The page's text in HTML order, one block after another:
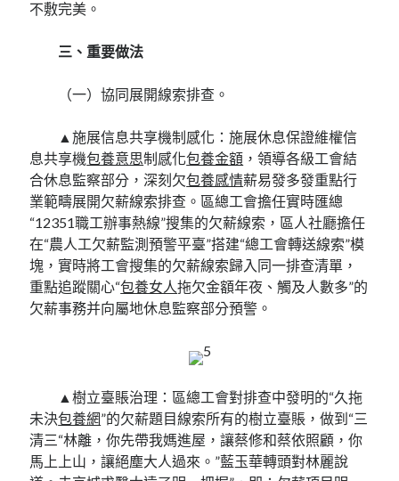
不敷完美。
三、重要做法
（一）協同展開線索排查。
▲施展信息共享機制感化：施展休息保證維權信
息共享機包養意思制感化包養金額 ，領導各級工會結
合休息監察部分，深刻欠包養感情薪易發多發重點行
業範疇展開欠薪線索排查。區總工會擔任實時匯總
“12351職工辦事熱線”搜集的欠薪線索，區人社廳擔任
在“農人工欠薪監測預警平臺”搭建“總工會轉送線索”模
塊，實時將工會搜集的欠薪線索歸入同一排查清單，
重點追蹤關心“包養女人拖欠金額年夜、觸及人數多”的
欠薪事務并向屬地休息監察部分預警。
▲樹立臺賬治理：區總工會對排查中發明的“久拖
未決包養網”的欠薪題目線索所有的樹立臺賬，做到“三
清三“林離，你先帶我媽進屋，讓蔡修和蔡依照顧，你
馬上上山，讓絕塵大人過來。”藍玉華轉頭對林麗說